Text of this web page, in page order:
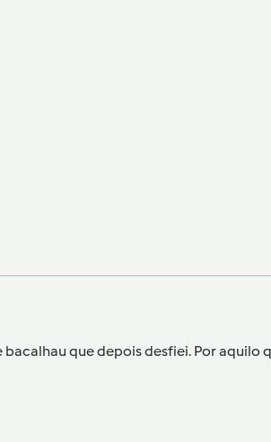
que depois desfiei. Por